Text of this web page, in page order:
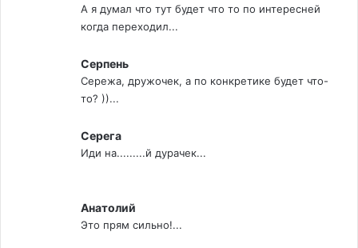
А я думал что тут будет что то по интересней
когда переходил...
Серпень
Сережа, дружочек, а по конкретике будет что-
то? ))...
Серега
Иди на.........й дурачек...
Анатолий
Это прям сильно!...